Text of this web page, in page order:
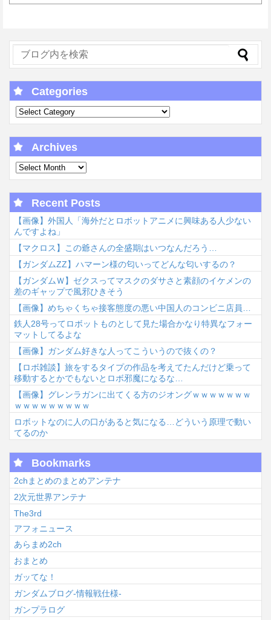
Categories
Archives
Recent Posts
【画像】外国人「海外だとロボットアニメに興味ある人少ない
んですよね」
【マクロス】この爺さんの全盛期はいつなんだろう…
【ガンダムΖΖ】ハマーン様の匂いってどんな匂いするの？
【ガンダムＷ】ゼクスってマスクのダサさと素顔のイケメンの
差のギャップで風邪ひきそう
【画像】めちゃくちゃ接客態度の悪い中国人のコンビニ店員…
鉄人28号ってロボットものとして見た場合かなり特異なフォー
マットしてるよな
【画像】ガンダム好きな人ってこういうので抜くの？
【ロボ雑談】旅をするタイプの作品を考えてたんだけど乗って
移動するとかでもないとロボ邪魔になるな…
【画像】グレンラガンに出てくる方のジオングｗｗｗｗｗｗｗ
ｗｗｗｗｗｗｗｗｗ
ロボットなのに人の口があると気になる…どういう原理で動い
てるのか
Bookmarks
2chまとめのまとめアンテナ
2次元世界アンテナ
The3rd
アフォニュース
あらまめ2ch
おまとめ
ガッてな！
ガンダムブログ-情報戦仕様-
ガンプラログ